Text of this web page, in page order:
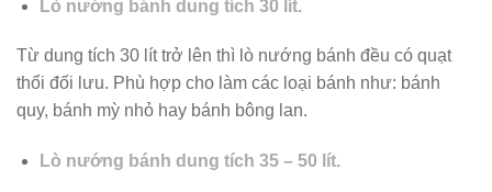
Lò nướng bánh dung tích 30 lít.
Từ dung tích 30 lít trở lên thì lò nướng bánh đều có quạt
thổi đối lưu. Phù hợp cho làm các loại bánh như: bánh
quy, bánh mỳ nhỏ hay bánh bông lan.
Lò nướng bánh dung tích 35 – 50 lít.